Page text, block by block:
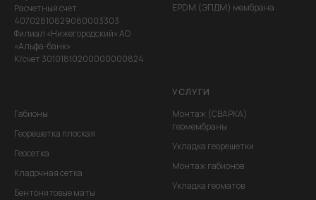
Расчетный счет
40702810829080003303
Филиал «Нижегородский» АО
«Альфа-банк»
К/счет 30101810200000000824
EPDM (ЭПДМ) мембрана
Габионы
Георешетка плоская
Геосетка
Кладочная сетка
Бентонитовые маты
УСЛУГИ
Монтаж (СВАРКА)
геомембраны
Укладка георешетки
Монтаж габионов
Укладка геоматов